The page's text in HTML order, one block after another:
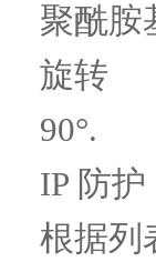
聚酰胺
旋转
90°.
IP 防护
根据列